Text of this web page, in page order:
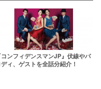
コンフィデンスマンJP』伏線やパ
ディ、ゲストを全話分紹介！